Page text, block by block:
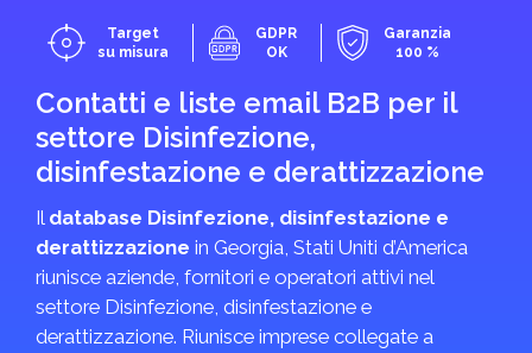
Target
su misura
GDPR
OK
Garanzia
100 %
Contatti e liste email B2B per il
settore Disinfezione,
disinfestazione e derattizzazione
Il database Disinfezione, disinfestazione e
derattizzazione in Georgia, Stati Uniti d’America
riunisce aziende, fornitori e operatori attivi nel
settore Disinfezione, disinfestazione e
derattizzazione. Riunisce imprese collegate a